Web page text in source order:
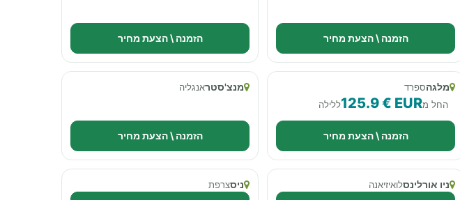
הזמנה \ הצעת מחיר הזמנה \ הצעת מחיר
מלגהספרד
החל מ125.9 € EURללילה
הזמנה \ הצעת מחיר
מנצ'סטראנגליה
הזמנה \ הצעת מחיר
ניו אורלינסלואיזיאנה ניסצרפת